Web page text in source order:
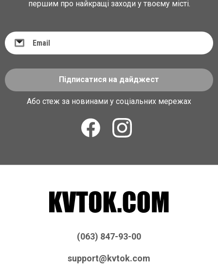
першим про найкращі заходи у твоєму місті.
Підписатися на дайджест
Або стеж за новинами у соціальних мережах
(063) 847-93-00
support@kvtok.com